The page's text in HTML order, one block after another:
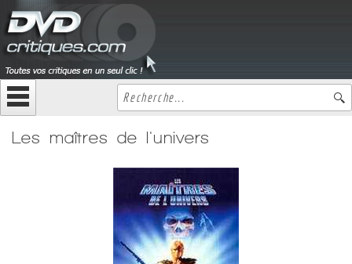
Les maîtres de l'univers